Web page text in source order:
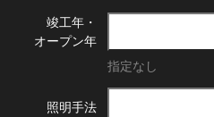
竣工年・
オープン年
指定なし
照明手法